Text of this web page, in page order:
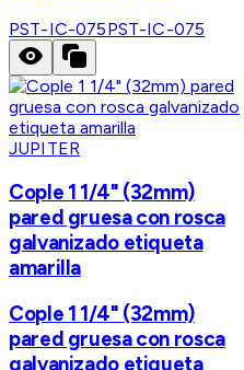
PST-IC-075PST-IC-075
JUPITER
Cople 1 1/4" (32mm)
pared gruesa con rosca
galvanizado etiqueta
amarilla
Cople 1 1/4" (32mm)
pared gruesa con rosca
galvanizado etiqueta